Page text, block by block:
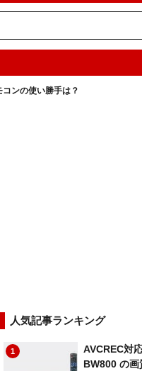
ンの使い勝手は？
人気記事ランキング
1
AVCREC対
BW800 の画